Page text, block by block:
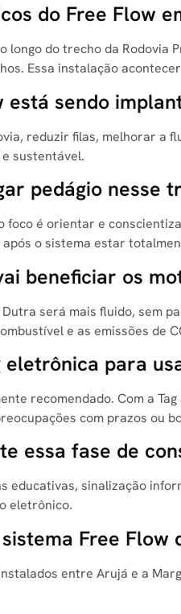
do Free Flow
longo do trecho da Rodovia
Essa instalação
está sendo
reduzir filas, melhorar a
sustentável.
pedágio nesse
foco é orientar e
o sistema estar
beneficiar os
será mais fluido, sem
e as emissões de
para
recomendado. Com a
com prazos ou
essa fase de
educativas, sinalização
eletrônico.
Free Flow
entre Arujá e a